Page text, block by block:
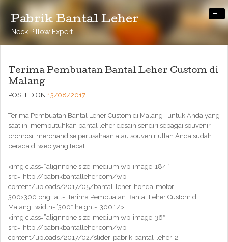
Pabrik Bantal Leher
Neck Pillow Expert
-
Terima Pembuatan Bantal Leher Custom di
Malang
POSTED ON 13/08/2017
Terima Pembuatan Bantal Leher Custom di Malang , untuk Anda yang
saat ini membutuhkan bantal leher desain sendiri sebagai souvenir
promosi, merchandise perusahaan atau souvenir ultah Anda sudah
berada di web yang tepat.
<img class=”alignnone size-medium wp-image-184″
src=”http://pabrikbantalleher.com/wp-
content/uploads/2017/05/bantal-leher-honda-motor-
300×300.png” alt=”Terima Pembuatan Bantal Leher Custom di
Malang” width=”300″ height=”300″ />
<img class=”alignnone size-medium wp-image-36″
src=”http://pabrikbantalleher.com/wp-
content/uploads/2017/02/slider-pabrik-bantal-leher-2-